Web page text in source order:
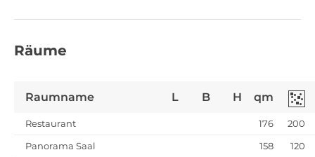
Räume
Raumname L B H qm
Restaurant 176
200
Panorama Saal
158
120